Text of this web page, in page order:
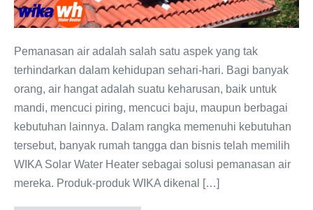
Water
Heater
Pemanasan air adalah salah satu aspek yang tak
terhindarkan dalam kehidupan sehari-hari. Bagi banyak
orang, air hangat adalah suatu keharusan, baik untuk
mandi, mencuci piring, mencuci baju, maupun berbagai
kebutuhan lainnya. Dalam rangka memenuhi kebutuhan
tersebut, banyak rumah tangga dan bisnis telah memilih
WIKA Solar Water Heater sebagai solusi pemanasan air
mereka. Produk-produk WIKA dikenal […]